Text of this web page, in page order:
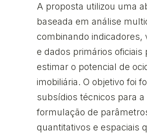
A proposta utilizou uma
baseada em análise
combinando indicadores,
e dados primários oficiais
estimar o potencial de
imobiliária. O objetivo foi
subsídios técnicos para a
formulação de
quantitativos e espaciais